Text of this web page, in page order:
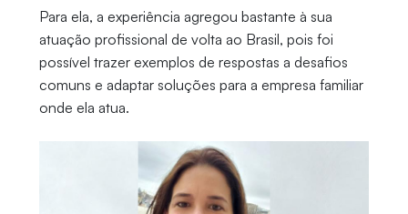
Para ela, a experiência agregou bastante à sua
atuação profissional de volta ao Brasil, pois foi
possível trazer exemplos de respostas a desafios
comuns e adaptar soluções para a empresa familiar
onde ela atua.